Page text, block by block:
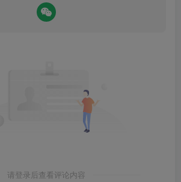
请登录后查看评论内容